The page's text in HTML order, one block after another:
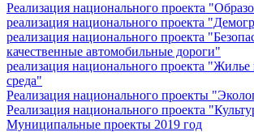
Реализация национального проекта
реализация национального проекта
реализация национального проекта
качественные автомобильные дороги"
реализация национального проекта "Жилье
среда"
Реализация национального проекты
Реализация национального проекта
Муниципальные проекты 2019 год